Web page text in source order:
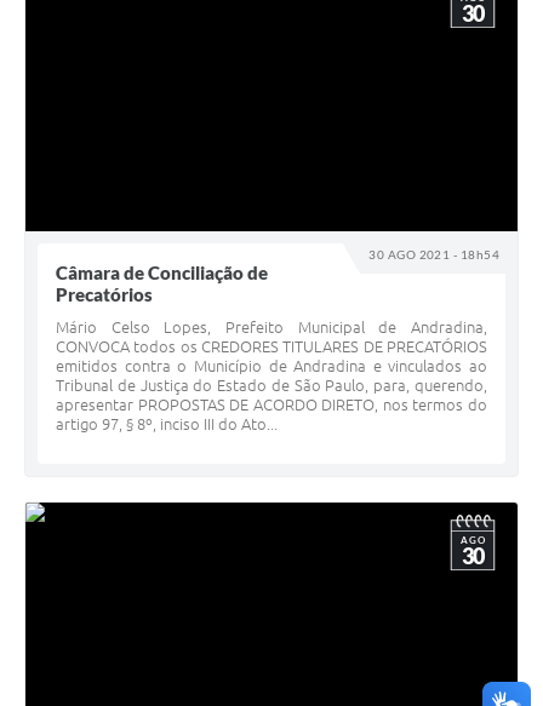
30 AGO 2021 - 18h54
30
Câmara de Conciliação de
Precatórios
Mário Celso Lopes, Prefeito Municipal de Andradina,
CONVOCA todos os CREDORES TITULARES DE PRECATÓRIOS
emitidos contra o Município de Andradina e vinculados ao
Tribunal de Justiça do Estado de São Paulo, para, querendo,
apresentar PROPOSTAS DE ACORDO DIRETO, nos termos do
artigo 97, § 8º, inciso III do Ato...
AGO
30